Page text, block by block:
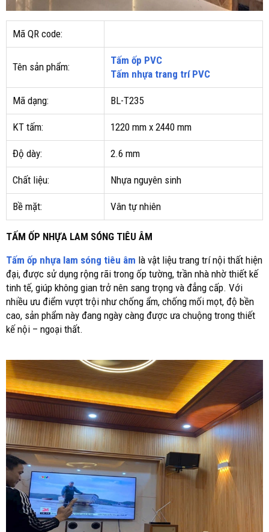
Mã QR code:
Tên sản phẩm:
Tấm ốp PVC
Tấm nhựa trang trí PVC
Mã dạng: BL-T235
KT tấm: 1220 mm x 2440 mm
Độ dày: 2.6 mm
Chất liệu: Nhựa nguyên sinh
Bề mặt: Vân tự nhiên
TẤM ỐP NHỰA LAM SÓNG TIÊU ÂM
Tấm ốp nhựa lam sóng tiêu âm là vật liệu trang trí nội thất hiện
đại, được sử dụng rộng rãi trong ốp tường, trần nhà nhờ thiết kế
tinh tế, giúp không gian trở nên sang trọng và đẳng cấp. Với
nhiều ưu điểm vượt trội như chống ẩm, chống mối mọt, độ bền
cao, sản phẩm này đang ngày càng được ưa chuộng trong thiết
kế nội – ngoại thất.